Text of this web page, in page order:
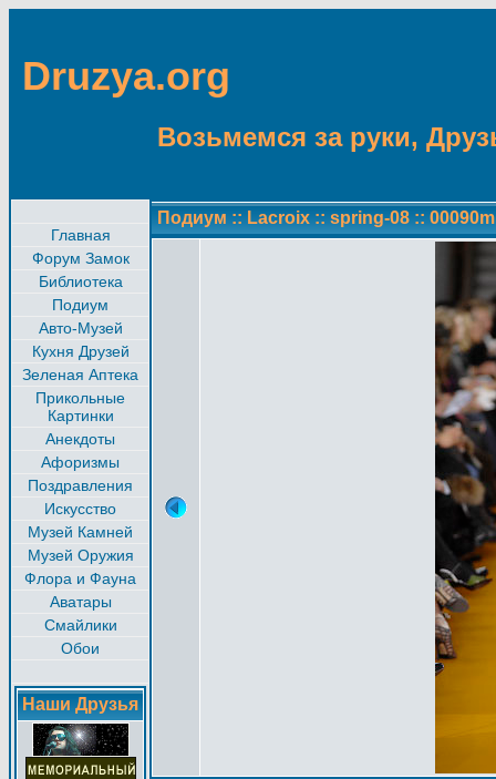
Druzya.org
Возьмемся за руки,
Главная
Форум Замок
Библиотека
Подиум
Авто-Музей
Кухня Друзей
Зеленая Аптека
Прикольные
Картинки
Анекдоты
Афоризмы
Поздравления
Искусство
Музей Камней
Музей Оружия
Флора и Фауна
Аватары
Смайлики
Обои
Наши Друзья
Подиум :: Lacroix :: spring-08 ::